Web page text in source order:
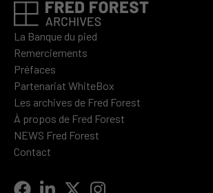
La Banque du pied
Remerciements
Préfaces
Partenariat WhiteBox
Les archives de Fred Forest
À propos de Fred Forest
NEWS Fred Forest
Contact